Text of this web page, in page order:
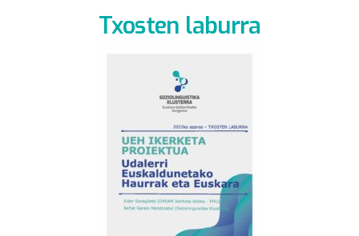
Txosten laburra